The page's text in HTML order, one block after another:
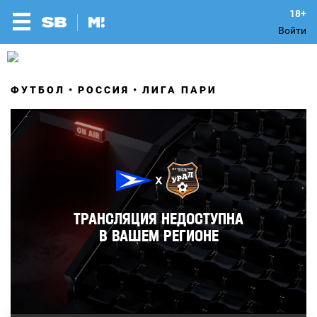
Войти
ФУТБОЛ РОССИЯ ЛИГА ПАРИ